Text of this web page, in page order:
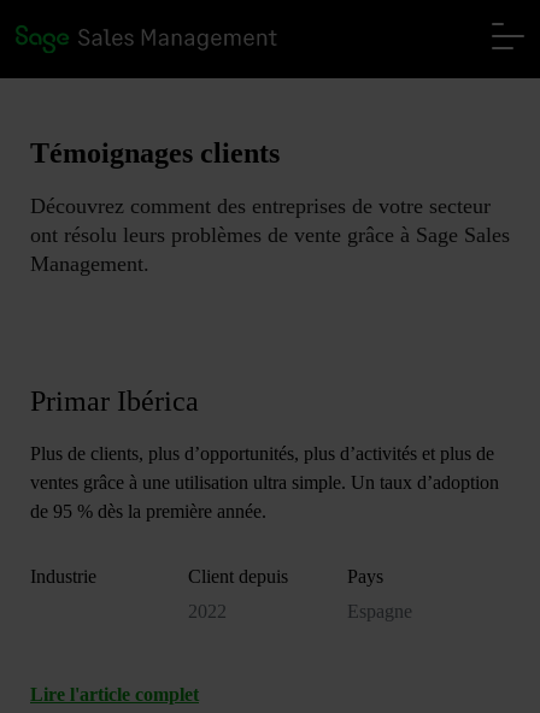
Témoignages clients
Découvrez comment des entreprises de votre secteur
ont résolu leurs problèmes de vente grâce à Sage Sales
Management.
Primar Ibérica
Plus de clients, plus d’opportunités, plus d’activités et plus de
ventes grâce à une utilisation ultra simple. Un taux d’adoption
de 95 % dès la première année.
Industrie
Client depuis
2022
Pays
Espagne
Lire l'article complet